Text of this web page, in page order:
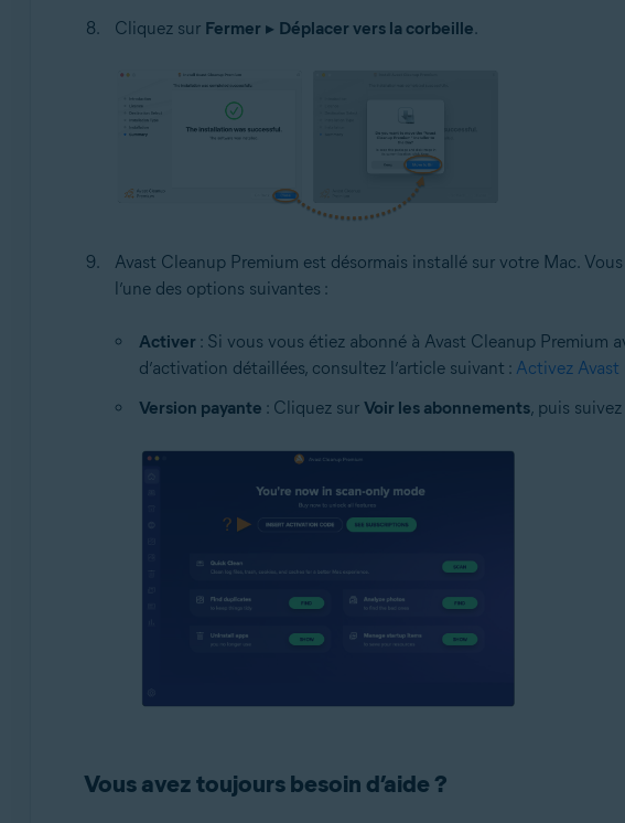
Cliquez sur Fermer ▸ Déplacer vers la corbeille.
Avast Cleanup Premium est désormais installé sur votre Mac.
l’une des options suivantes :
Activer : Si vous vous étiez abonné à Avast Cleanup Premium
d’activation détaillées, consultez l’article suivant : Activez Avast
Version payante : Cliquez sur Voir les abonnements, puis
Vous avez toujours besoin d’aide ?